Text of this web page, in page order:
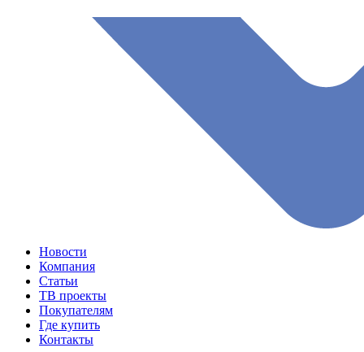
Новости
Компания
Статьи
ТВ проекты
Покупателям
Где купить
Контакты